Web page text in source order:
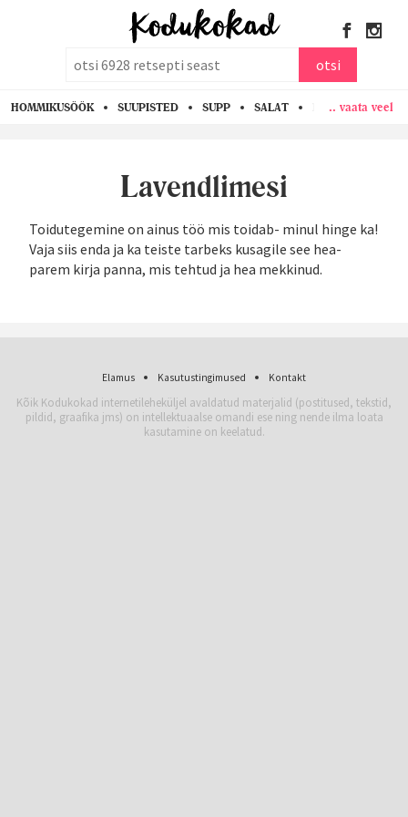
otsi
HOMMIKUSÖÖK SUUPISTED SUPP SALAT PASTA KANA
.. vaata veel
Lavendlimesi
Toidutegemine on ainus töö mis toidab- minul hinge ka!
Vaja siis enda ja ka teiste tarbeks kusagile see hea-
parem kirja panna, mis tehtud ja hea mekkinud.
Elamus Kasutustingimused Kontakt
Kõik Kodukokad internetileheküljel avaldatud materjalid (postitused, tekstid,
pildid, graafika jms) on intellektuaalse omandi ese ning nende ilma loata
kasutamine on keelatud.